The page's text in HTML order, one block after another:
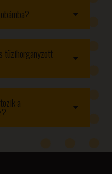
tüzihorganyzott
a